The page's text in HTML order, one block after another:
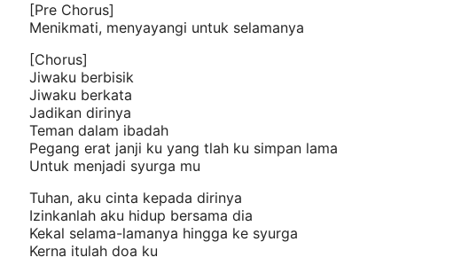
[Pre Chorus]
Menikmati, menyayangi untuk selamanya
[Chorus]
Jiwaku berbisik
Jiwaku berkata
Jadikan dirinya
Teman dalam ibadah
Pegang erat janji ku yang tlah ku simpan lama
Untuk menjadi syurga mu
Tuhan, aku cinta kepada dirinya
Izinkanlah aku hidup bersama dia
Kekal selama-lamanya hingga ke syurga
Kerna itulah doa ku